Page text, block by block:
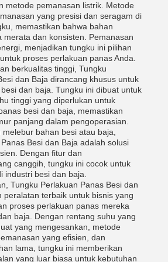
metode pemanasan listrik. Metode
yang presisi dan seragam di
memastikan bahwa bahan
merata dan konsisten. Pemanasan
menjadikan tungku ini pilihan
proses perlakuan panas Anda.
berkualitas tinggi, Tungku
dan Baja dirancang khusus untuk
dan baja. Tungku ini dibuat untuk
tinggi yang diperlukan untuk
besi dan baja, memastikan
panjang dalam pengoperasian.
bahan besi atau baja,
Besi dan Baja adalah solusi
Dengan fitur dan
canggih, tungku ini cocok untuk
industri besi dan baja.
Tungku Perlakuan Panas Besi dan
peralatan terbaik untuk bisnis yang
proses perlakuan panas mereka
baja. Dengan rentang suhu yang
yang mengesankan, metode
yang efisien, dan
lama, tungku ini memberikan
yang luar biasa untuk kebutuhan